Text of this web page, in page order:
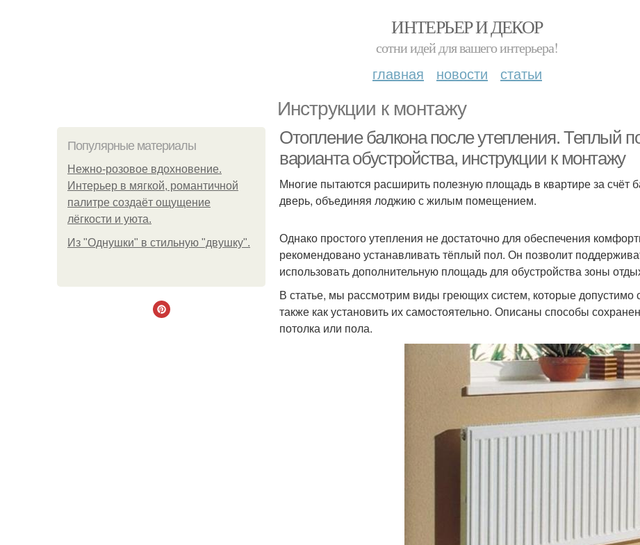
ИНТЕРЬЕР И ДЕКОР
сотни идей для вашего интерьера!
главная новости статьи
Инструкции к монтажу
Популярные материалы
Нежно-розовое вдохновение.
Интерьер в мягкой, романтичной
палитре создаёт ощущение
лёгкости и уюта.
Из "Однушки" в стильную "двушку".
Отопление балкона после утепления. Теплый
варианта обустройства, инструкции к монтажу
Многие пытаются расширить полезную площадь в квартире за счёт
дверь, объединяя лоджию с жилым помещением.
Однако простого утепления не достаточно для обеспечения
рекомендовано устанавливать тёплый пол. Он позволит
использовать дополнительную площадь для обустройства зоны
В статье, мы рассмотрим виды греющих систем, которые допустимо
также как установить их самостоятельно. Описаны способы
потолка или пола.